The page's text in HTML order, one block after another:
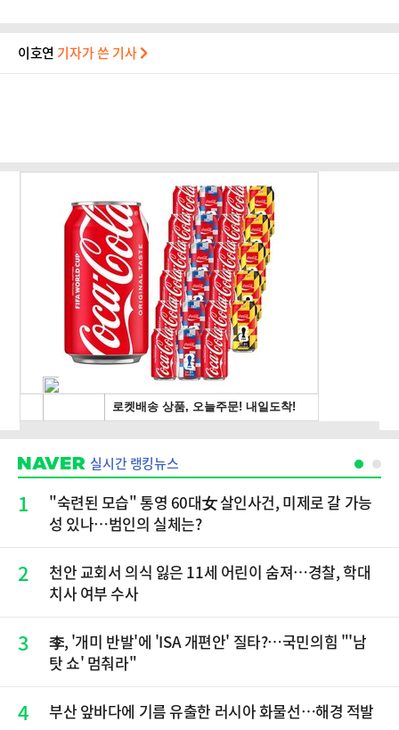
이호연 기자가 쓴 기사
실시간 랭킹뉴스
1
"숙련된 모습" 통영 60대女 살인사건, 미제로 갈 가능
성 있나…범인의 실체는?
2
천안 교회서 의식 잃은 11세 어린이 숨져…경찰, 학대
치사 여부 수사
3
李, '개미 반발'에 'ISA 개편안' 질타?…국민의힘 "'남
탓 쇼' 멈춰라"
4 부산 앞바다에 기름 유출한 러시아 화물선…해경 적발